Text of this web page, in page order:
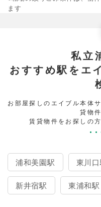
ます
私立
おすすめ駅を
お部屋探しのエイブル本体
貸物
賃貸物件をお探しの
浦和美園駅 東川
新井宿駅 東浦和駅